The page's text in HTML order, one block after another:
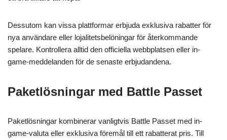
Dessutom kan vissa plattformar erbjuda exklusiva rabatter för
nya användare eller lojalitetsbelöningar för återkommande
spelare. Kontrollera alltid den officiella webbplatsen eller in-
game-meddelanden för de senaste erbjudandena.
Paketlösningar med Battle Passet
Paketlösningar kombinerar vanligtvis Battle Passet med in-
game-valuta eller exklusiva föremål till ett rabatterat pris. Till